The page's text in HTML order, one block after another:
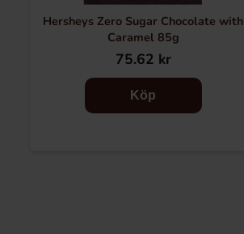
Hersheys Zero Sugar Chocolate with
Caramel 85g
75.62 kr
Köp